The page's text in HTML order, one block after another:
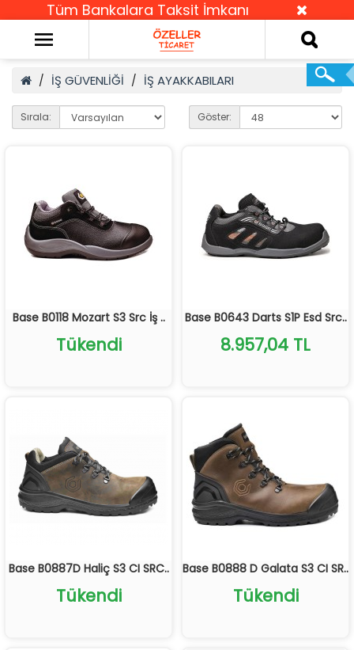
Tüm Bankalara Taksit İmkanı
İŞ GÜVENLİĞİ İŞ AYAKKABILARI
Sırala: Göster:
Base B0118 Mozart S3 Src İş ..
Tükendi
Base B0643 Darts S1P Esd Src..
8.957,04 TL
Base B0887D Haliç S3 CI SRC..
Tükendi
Base B0888 D Galata S3 CI SR..
Tükendi